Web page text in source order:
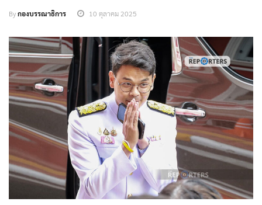
Byกองบรรณาธิการ 10 ตุลาคม 2025